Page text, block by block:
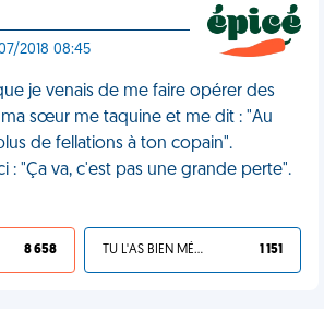
2018 08:45
je venais de me faire opérer des
sœur me taquine et me dit : "Au
de fellations à ton copain".
: "Ça va, c'est pas une grande perte".
8 658 TU L'AS BIEN MÉRITÉ 1 151